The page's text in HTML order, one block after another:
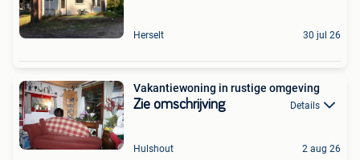
Herselt 30 jul 26
Vakantiewoning in rustige omgeving
Zie omschrijving Details
Hulshout 2 aug 26